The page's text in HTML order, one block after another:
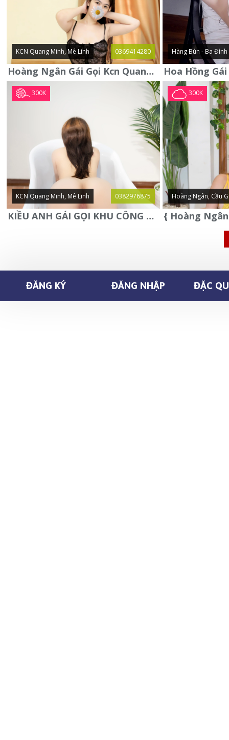
KCN Quang Minh, Mê Linh 0369414280
Hoàng Ngân Gái Gọi Kcn Quang Minh - Mê Linh . Hàng Vip Lần Đầu
Hàng Bún - Ba Đình
300K
KCN Quang Minh, Mê Linh 0382976875
KIỀU ANH GÁI GỌI KHU CÔNG NGHIỆP QUANG MINH - MÊ LINH
300K
Hoàng Ngân, Cầu
ĐĂNG KÝ ĐĂNG NHẬP ĐẶC